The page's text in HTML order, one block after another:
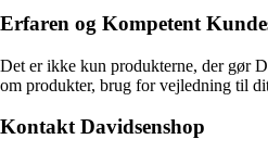
Erfaren og Kompetent
Det er ikke kun produkterne, der gør
om produkter, brug for vejledning til
Kontakt Davidsenshop